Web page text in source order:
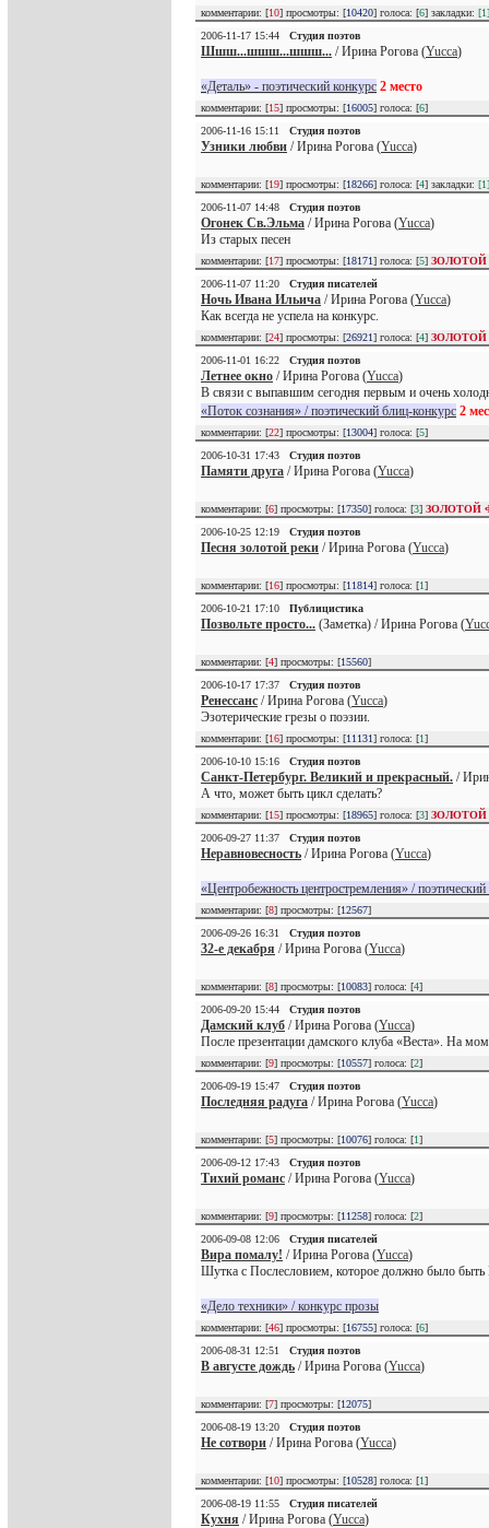
комментарии: [10] просмотры: [10420] голоса: [6] закладки: [1]
2006-11-17 15:44
Студия поэтов
Шшш...шшш...шшш... / Ирина Рогова (Yucca)
«Деталь» - поэтический конкурс 2 место
комментарии: [15] просмотры: [16005] голоса: [6]
2006-11-16 15:11
Студия поэтов
Узники любви / Ирина Рогова (Yucca)
комментарии: [19] просмотры: [18266] голоса: [4] закладки: [1]
2006-11-07 14:48
Студия поэтов
Огонек Св.Эльма / Ирина Рогова (Yucca)
Из старых песен
комментарии: [17] просмотры: [18171] голоса: [5]
2006-11-07 11:20
Студия писателей
Ночь Ивана Ильича / Ирина Рогова (Yucca)
Как всегда не успела на конкурс.
комментарии: [24] просмотры: [26921] голоса: [4]
2006-11-01 16:22
Студия поэтов
Летнее окно / Ирина Рогова (Yucca)
В связи с выпавшим сегодня первым и очень
«Поток сознания» / поэтический блиц-конкурс 2
комментарии: [22] просмотры: [13004] голоса: [5]
2006-10-31 17:43
Студия поэтов
Памяти друга / Ирина Рогова (Yucca)
комментарии: [6] просмотры: [17350] голоса: [3] ЗОЛОТОЙ
2006-10-25 12:19
Студия поэтов
Песня золотой реки / Ирина Рогова (Yucca)
комментарии: [16] просмотры: [11814] голоса: [1]
2006-10-21 17:10
Публицистика
Позвольте просто... (Заметка) / Ирина Рогова (
комментарии: [4] просмотры: [15560]
2006-10-17 17:37
Студия поэтов
Ренессанс / Ирина Рогова (Yucca)
Эзотерические грезы о поэзии.
комментарии: [16] просмотры: [11131] голоса: [1]
2006-10-10 15:16
Студия поэтов
Санкт-Петербург. Великий и прекрасный. /
А что, может быть цикл сделать?
комментарии: [15] просмотры: [18965] голоса: [3]
2006-09-27 11:37
Студия поэтов
Неравновесность / Ирина Рогова (Yucca)
«Центробежность центростремления» / поэтический
комментарии: [8] просмотры: [12567]
2006-09-26 16:31
Студия поэтов
32-е декабря / Ирина Рогова (Yucca)
комментарии: [8] просмотры: [10083] голоса: [4]
2006-09-20 15:44
Студия поэтов
Дамский клуб / Ирина Рогова (Yucca)
После презентации дамского клуба «Веста». На
комментарии: [9] просмотры: [10557] голоса: [2]
2006-09-19 15:47
Студия поэтов
Последняя радуга / Ирина Рогова (Yucca)
комментарии: [5] просмотры: [10076] голоса: [1]
2006-09-12 17:43
Студия поэтов
Тихий романс / Ирина Рогова (Yucca)
комментарии: [9] просмотры: [11258] голоса: [2]
2006-09-08 12:06
Студия писателей
Вира помалу! / Ирина Рогова (Yucca)
Шутка с Послесловием, которое должно было
«Дело техники» / конкурс прозы
комментарии: [46] просмотры: [16755] голоса: [6]
2006-08-31 12:51
Студия поэтов
В августе дождь / Ирина Рогова (Yucca)
комментарии: [7] просмотры: [12075]
2006-08-19 13:20
Студия поэтов
Не сотвори / Ирина Рогова (Yucca)
комментарии: [10] просмотры: [10528] голоса: [1]
2006-08-19 11:55
Студия писателей
Кухня / Ирина Рогова (Yucca)